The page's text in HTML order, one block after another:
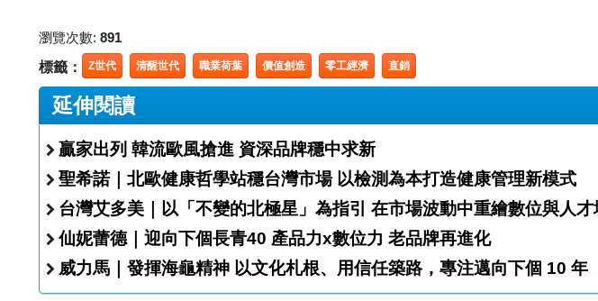
瀏覽次數: 891
標籤： Z世代 清醒世代 職業荷葉 價值創造 零工經濟 直銷
延伸閱讀
贏家出列 韓流歐風搶進 資深品牌穩中求新
聖希諾｜北歐健康哲學站穩台灣市場 以檢測為本打造健康管理新模式
台灣艾多美｜以「不變的北極星」為指引 在市場波動中重繪數位
仙妮蕾德｜迎向下個長青40 產品力x數位力 老品牌再進化
威力馬｜發揮海龜精神 以文化札根、用信任築路，專注邁向下個 10 年